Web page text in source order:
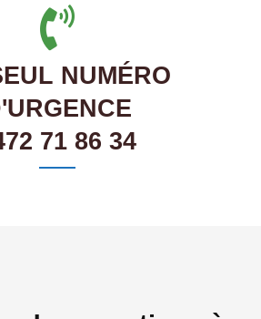
NUMÉRO
71 86 34